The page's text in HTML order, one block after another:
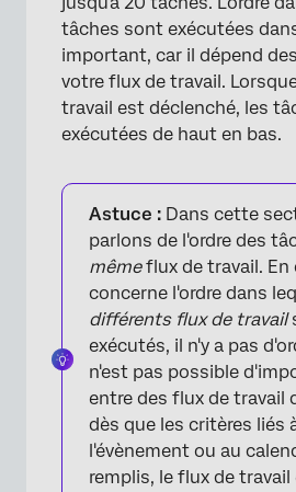
tâches sont exécutées
important, car il dépend
votre flux de travail.
travail est déclenché, les
exécutées de haut en bas.
Astuce : Dans cette
parlons de l'ordre des
mêmeflux de travail. En
concerne l'ordre dans
différents flux de travail
exécutés, il n'y a pas
n'est pas possible
entre des flux de travail
dès que les critères liés
l'évènement ou au
remplis, le flux de travail